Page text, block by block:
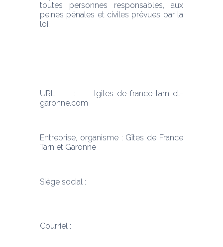
toutes personnes responsables, aux
peines pénales et civiles prévues par la
loi.
URL : lgites-de-france-tarn-et-
garonne.com
Entreprise, organisme : Gîtes de France
Tarn et Garonne
Siège social :
Courriel :